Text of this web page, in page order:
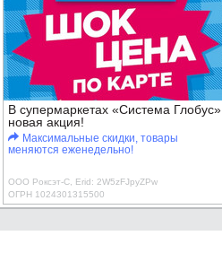
В супермаркетах «Система Глобус»
новая акция!
Максимальные скидки, товары
меняются еженедельно!
ООО Роксэт-С, Erid: 2W5zFJpyZPw
ОГРН 1024301315500